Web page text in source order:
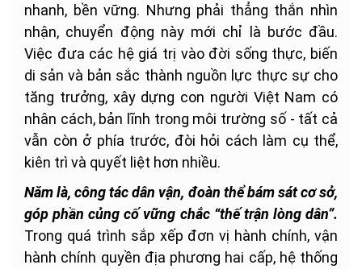
nhanh, bền vững. Nhưng phải thẳng thắn nhìn
nhận, chuyển động này mới chỉ là bước đầu.
Việc đưa các hệ giá trị vào đời sống thực, biến
di sản và bản sắc thành nguồn lực thực sự cho
tăng trưởng, xây dựng con người Việt Nam có
nhân cách, bản lĩnh trong môi trường số - tất cả
vẫn còn ở phía trước, đòi hỏi cách làm cụ thể,
kiên trì và quyết liệt hơn nhiều.
Năm là, công tác dân vận, đoàn thể bám sát cơ sở,
góp phần củng cố vững chắc “thế trận lòng dân”.
Trong quá trình sắp xếp đơn vị hành chính, vận
hành chính quyền địa phương hai cấp, hệ thống